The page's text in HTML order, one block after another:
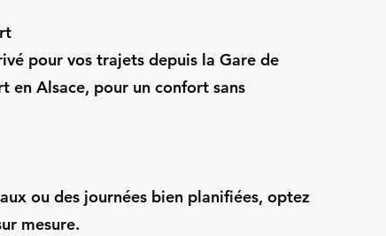
pour vos trajets depuis la Gare de
en Alsace, pour un confort sans
ou des journées bien planifiées, optez
mesure.